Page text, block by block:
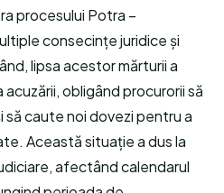
procesului Potra –
consecințe juridice și
lipsa acestor mărturii a
obligând procurorii să
caute noi dovezi pentru a
Această situație a dus la
afectând calendarul